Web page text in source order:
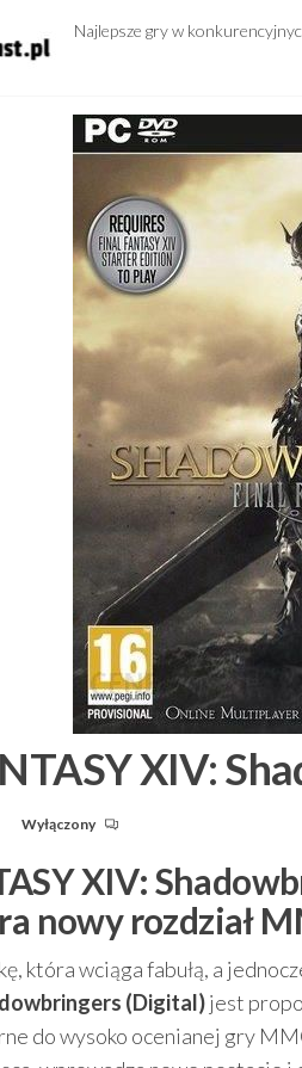
Najlepsze gry w
XIV:
Wyłączony
XIV:
nowy rozdział
która wciąga fabułą, a
(Digital)jest
do wysoko ocenianej gry